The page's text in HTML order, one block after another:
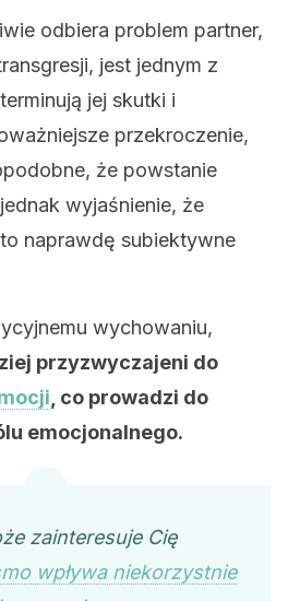
odbiera problem partner,
jest jednym z
jej skutki i
przekroczenie,
że powstanie
wyjaśnienie, że
naprawdę subiektywne
wychowaniu,
przyzwyczajeni do
, co prowadzi do
emocjonalnego.
zainteresuje Cię
wpływa niekorzystnie